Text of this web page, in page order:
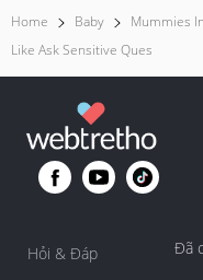
Home Baby
Mummies
Like Ask Sensitive Ques
Hỏi & Đáp Đã